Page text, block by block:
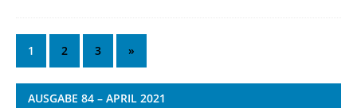
1 2 3 »
AUSGABE 84 – APRIL 2021